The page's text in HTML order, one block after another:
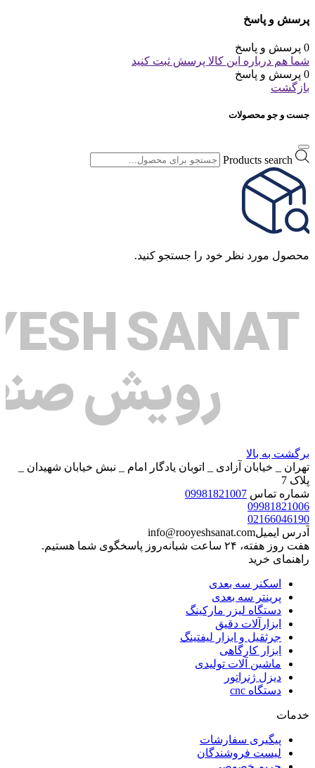
پرسش و پاسخ
0 پرسش و پاسخ
شما هم درباره این کالا پرسش ثبت کنید
0 پرسش و پاسخ
بازگشت
جست و جو محصولات
Products search
محصول مورد نظر خود را جستجو کنید.
برگشت به بالا
تهران _ خیابان آزادی _ اتوبان یادگار امام _ نبش خیابان شهیدان _
پلاک 7
شماره تماس 09981821007
09981821006
02166046190
آدرس ایمیلinfo@rooyeshsanat.com
هفت روز هفته، ۲۴ ساعت شبانه‌روز پاسخگوی شما هستیم.
راهنمای خرید
اسکنر سه بعدی
پرینتر سه بعدی
دستگاه لیزر مارکینگ
ابزارآلات دقیق
جرثقیل و ابزار لیفتینگ
ابزار کارگاهی
ماشین آلات تولیدی
دیزل ژنراتور
دستگاه cnc
خدمات
پیگیری سفارشات
لیست فروشندگان